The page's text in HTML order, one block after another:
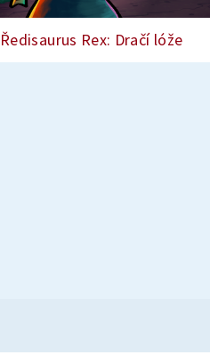
Ředisaurus Rex: Dračí lóže